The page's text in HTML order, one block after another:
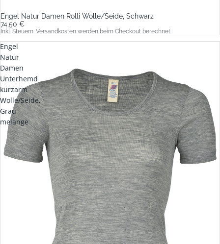
Engel Natur Damen Rolli Wolle/Seide, Schwarz
74,50 €
Inkl. Steuern. Versandkosten werden beim Checkout berechnet.
Engel
Natur
Damen
Unterhemd
kurzarm
Wolle/Seide,
Grau
melange